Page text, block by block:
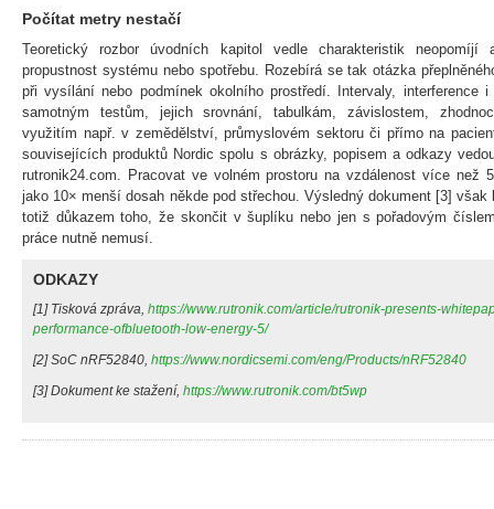
Počítat metry nestačí
Teoretický rozbor úvodních kapitol vedle charakteristik
propustnost systému nebo spotřebu. Rozebírá se tak otázka
při vysílání nebo podmínek okolního prostředí. Intervaly,
samotným testům, jejich srovnání, tabulkám, závislostem,
využitím např. v zemědělství, průmyslovém sektoru či přímo na
souvisejících produktů Nordic spolu s obrázky, popisem a odkazy
rutronik24.com. Pracovat ve volném prostoru na vzdálenost více než
jako 10× menší dosah někde pod střechou. Výsledný dokument [3]
totiž důkazem toho, že skončit v šuplíku nebo jen s pořadovým
práce nutně nemusí.
ODKAZY
[1] Tisková zpráva, https://www.rutronik.com/article/rutronik-presents-
performance-ofbluetooth-low-energy-5/
[2] SoC nRF52840, https://www.nordicsemi.com/eng/Products/nRF52840
[3] Dokument ke stažení, https://www.rutronik.com/bt5wp